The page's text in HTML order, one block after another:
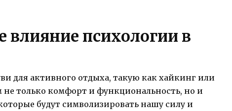
психологии в
для активного отдыха, такую как хайкинг или
только комфорт и функциональность, но и
будут символизировать нашу силу и